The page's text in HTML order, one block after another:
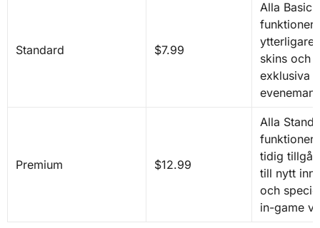
Standard $7.99
Alla Basic-
funktioner,
ytterligare
skins och
exklusiva
Premium $12.99
Alla
funktioner,
tidig
till nytt
och
in-game